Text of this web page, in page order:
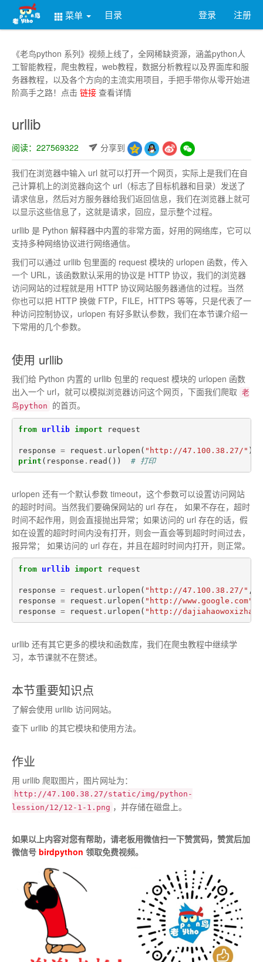
菜单 目录 登录 注册
《老鸟python 系列》视频上线了，全网稀缺资源，涵盖python人
工智能教程，爬虫教程，web教程，数据分析教程以及界面库和服
务器教程，以及各个方向的主流实用项目，手把手带你从零开始进
阶高手之路！点击 链接 查看详情
urllib
阅读：227569322 分享到
我们在浏览器中输入 url 就可以打开一个网页，实际上是我们在自
己计算机上的浏览器向这个 url（标志了目标机器和目录）发送了
请求信息，然后对方服务器给我们返回信息，我们在浏览器上就可
以显示这些信息了，这就是请求，回应，显示整个过程。
urllib 是 Python 解释器中内置的非常方面，好用的网络库，它可以
支持多种网络协议进行网络通信。
我们可以通过 urllib 包里面的 request 模块的 urlopen 函数，传入
一个 URL，该函数默认采用的协议是 HTTP 协议，我们的浏览器
访问网站的过程就是用 HTTP 协议网站服务器通信的过程。当然
你也可以把 HTTP 换做 FTP，FILE，HTTPS 等等，只是代表了一
种访问控制协议，urlopen 有好多默认参数，我们在本节课介绍一
下常用的几个参数。
使用 urllib
我们给 Python 内置的 urllib 包里的 request 模块的 urlopen 函数
出入一个 url，就可以模拟浏览器访问这个网页，下面我们爬取 老
鸟python
的首页。
from urllib import request
response = request . urlopen ( "http://47.100.38.27/" )
print ( response . read ()) # 打印
urlopen 还有一个默认参数 timeout，这个参数可以设置访问网站
的超时时间。当然我们要确保网站的 url 存在， 如果不存在，超时
时间不起作用，则会直接抛出异常；如果访问的 url 存在的话，假
如在设置的超时时间内没有打开，则会一直会等到超时时间过去，
报异常； 如果访问的 url 存在，并且在超时时间内打开，则正常。
from urllib import request
response = request . urlopen ( "http://47.100.38.27/" ,
response = request . urlopen ( "http://www.google.com"
response = request . urlopen ( "http://
urllib 还有其它更多的模块和函数库，我们在爬虫教程中继续学
习，本节课就不在赘述。
本节重要知识点
了解会使用 urllib 访问网站。
查下 urllib 的其它模块和使用方法。
作业
用 urllib 爬取图片，图片网址为：
http://47.100.38.27/static/img/python-
lession/12/12-1-1.png ，并存储在磁盘上。
如果以上内容对您有帮助，请老板用微信扫一下赞赏码，赞赏后加
微信号 birdpython 领取免费视频。